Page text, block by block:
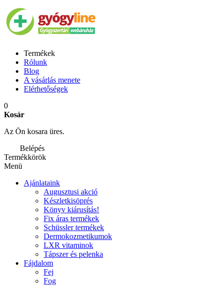
Termékek
Rólunk
Blog
A vásárlás menete
Elérhetőségek
0
Kosár
Az Ön kosara üres.
Belépés
Termékkörök
Menü
Ajánlataink
Augusztusi akció
Készletkisöprés
Könyv kiárusítás!
Fix áras termékek
Schüssler termékek
Dermokozmetikumok
LXR vitaminok
Tápszer és pelenka
Fájdalom
Fej
Fog